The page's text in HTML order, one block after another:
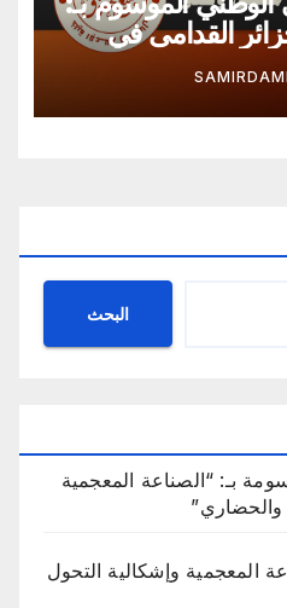
القدامى في
البحث
بـ: “الصناعة المعجمية
والحضاري”
المعجمية وإشكالية التحول